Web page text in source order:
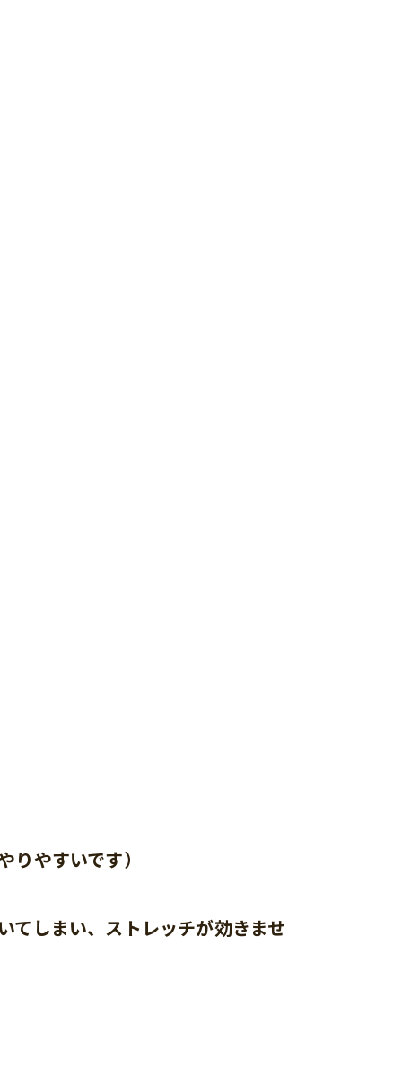
やすいです）
てしまい、ストレッチが効きませ